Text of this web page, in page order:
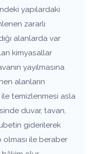
yapılardaki
zararlı
alanlarda var
kimyasallar
yayılmasına
alanların
temizlenmesi asla
duvar, tavan,
giderilerek
ile beraber